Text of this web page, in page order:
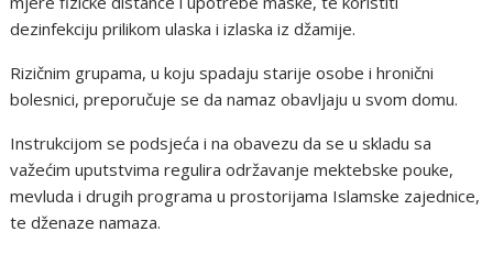
dezinfekciju prilikom ulaska i izlaska iz džamije.
Rizičnim grupama, u koju spadaju starije osobe i hronični
bolesnici, preporučuje se da namaz obavljaju u svom domu.
Instrukcijom se podsjeća i na obavezu da se u skladu sa
važećim uputstvima regulira održavanje mektebske pouke,
mevluda i drugih programa u prostorijama Islamske zajednice,
te dženaze namaza.